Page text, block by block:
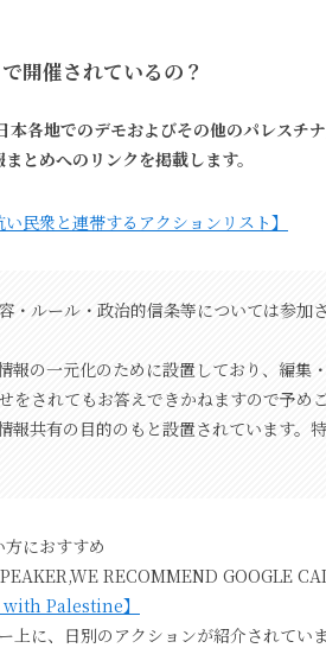
開催されているの？
本各地でのデモおよびその他のパレスチ
とめへのリンクを掲載します。
民衆と連帯するアクションリスト】
・ルール・政治的信条等については参加
報の一元化のために設置しており、編集
をされてもお答えできかねますので予め
報共有の目的のもと設置されています。
におすすめ
RECOMMEND GOOGLE
with Palestine】
上に、日別のアクションが紹介されていま